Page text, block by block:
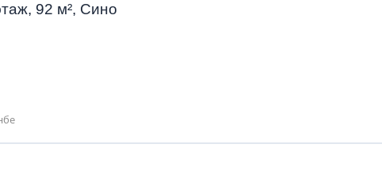
92 м², Сино